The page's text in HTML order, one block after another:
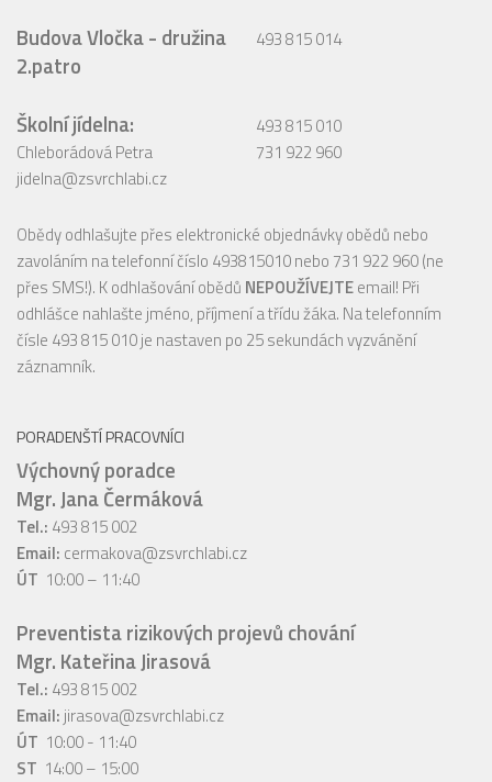
Budova Vločka - družina
2.patro
493 815 014
Školní jídelna:
Chleborádová Petra
jidelna@zsvrchlabi.cz
493 815 010
731 922 960
Obědy odhlašujte přes elektronické objednávky obědů nebo
zavoláním na telefonní číslo 493815010 nebo 731 922 960 (ne
přes SMS!). K odhlašování obědů NEPOUŽÍVEJTEemail! Při
odhlášce nahlašte jméno, příjmení a třídu žáka. Na telefonním
čísle 493 815 010 je nastaven po 25 sekundách vyzvánění
záznamník.
PORADENŠTÍ PRACOVNÍCI
Výchovný poradce
Mgr. Jana Čermáková
Tel.: 493 815 002
Email: cermakova@zsvrchlabi.cz
ÚT 10:00 – 11:40
Preventista rizikových projevů chování
Mgr. Kateřina Jirasová
Tel.: 493 815 002
Email: jirasova@zsvrchlabi.cz
ÚT 10:00 - 11:40
ST 14:00 – 15:00